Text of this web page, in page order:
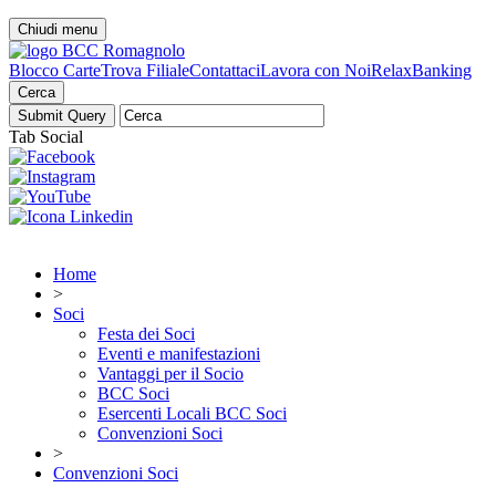
Chiudi menu
Blocco CarteTrova FilialeContattaciLavora con NoiRelaxBanking
Cerca
Tab Social
Home
>
Soci
Festa dei Soci
Eventi e manifestazioni
Vantaggi per il Socio
BCC Soci
Esercenti Locali BCC Soci
Convenzioni Soci
>
Convenzioni Soci